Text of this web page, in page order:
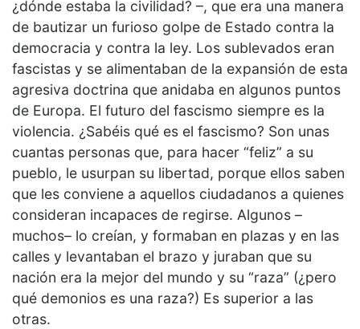
¿dónde estaba la civilidad? –, que era una manera
de bautizar un furioso golpe de Estado contra la
democracia y contra la ley. Los sublevados eran
fascistas y se alimentaban de la expansión de esta
agresiva doctrina que anidaba en algunos puntos
de Europa. El futuro del fascismo siempre es la
violencia. ¿Sabéis qué es el fascismo? Son unas
cuantas personas que, para hacer “feliz” a su
pueblo, le usurpan su libertad, porque ellos saben
que les conviene a aquellos ciudadanos a quienes
consideran incapaces de regirse. Algunos –
muchos– lo creían, y formaban en plazas y en las
calles y levantaban el brazo y juraban que su
nación era la mejor del mundo y su “raza” (¿pero
qué demonios es una raza?) Es superior a las
otras.